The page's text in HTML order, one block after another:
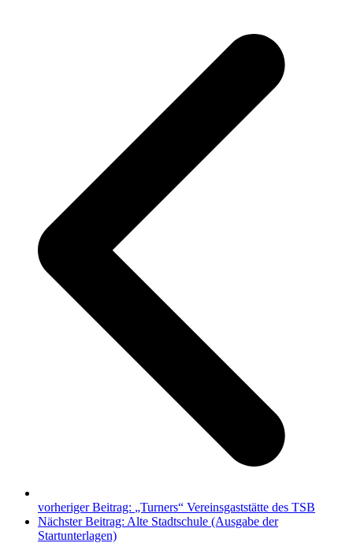
vorheriger Beitrag: „Turners“ Vereinsgaststätte des TSB
Nächster Beitrag: Alte Stadtschule (Ausgabe der
Startunterlagen)